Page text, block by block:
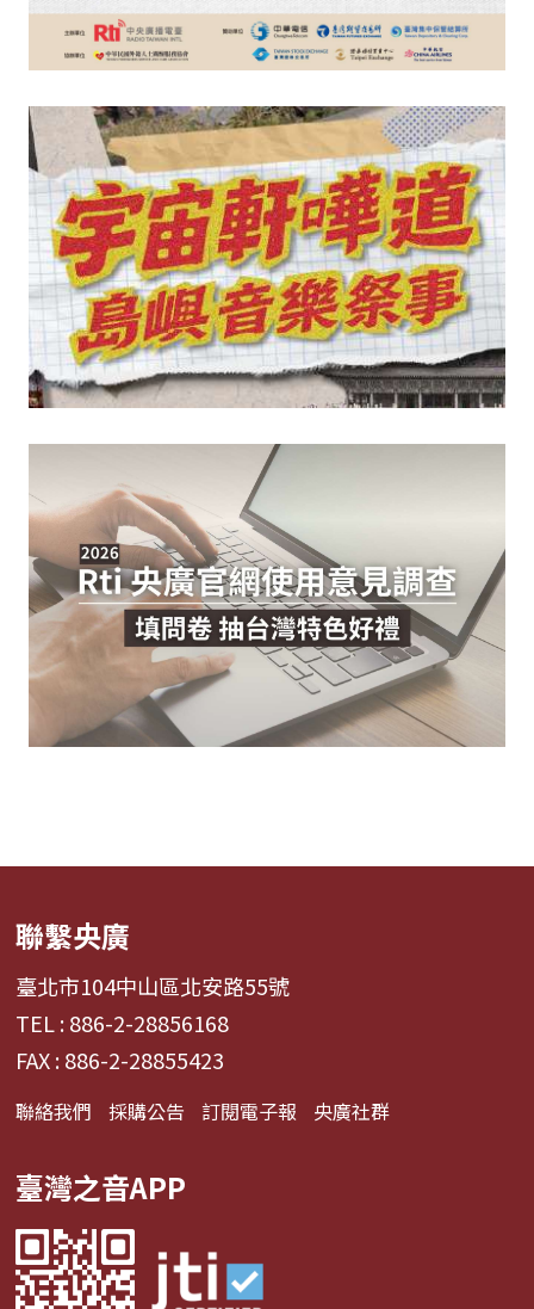
聯繫央廣
臺北市104中山區北安路55號
TEL : 886-2-28856168
FAX : 886-2-28855423
聯絡我們 採購公告 訂閱電子報 央廣社群
臺灣之音APP